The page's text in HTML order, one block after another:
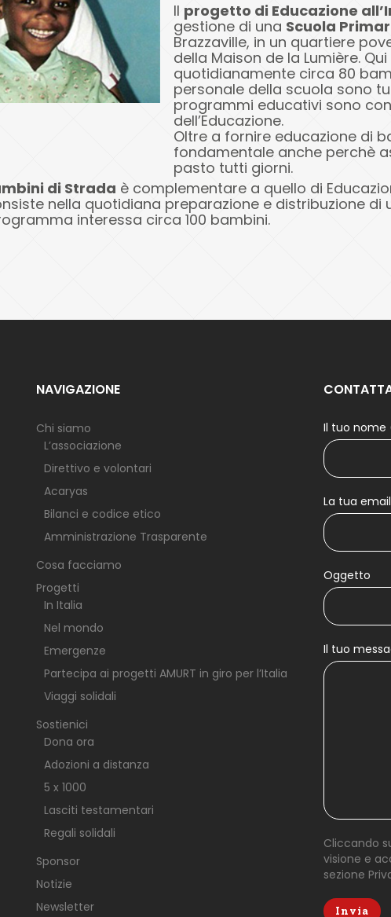
Il progetto di Educazione
gestione di una Scuola
Brazzaville, in un quartiere
della Maison de la Lumière.
quotidianamente circa 80
personale della scuola sono
programmi educativi sono
dell’Educazione.
Oltre a fornire educazione di
fondamentale anche perchè
pasto tutti giorni.
di Strada è complementare a quello di
nella quotidiana preparazione e distribuzione di
interessa circa 100 bambini.
NAVIGAZIONE
Chi siamo
L’associazione
Direttivo e volontari
Acaryas
Bilanci e codice etico
Amministrazione Trasparente
Cosa facciamo
Progetti
In Italia
Nel mondo
Emergenze
Partecipa ai progetti AMURT in giro per l’Italia
Viaggi solidali
Sostienici
Dona ora
Adozioni a distanza
5 x 1000
Lasciti testamentari
Regali solidali
Sponsor
Notizie
Newsletter
Il tuo nome
La tua
Oggetto
Il tuo
Cliccando
visione e
sezione